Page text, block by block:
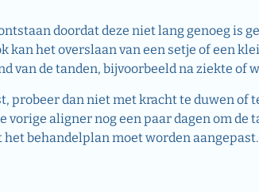
doordat deze niet lang genoeg is
kan het overslaan van een setje of een
van de tanden, bijvoorbeeld na ziekte
probeer dan niet met kracht te duwen of
vorige aligner nog een paar dagen om
behandelplan moet worden